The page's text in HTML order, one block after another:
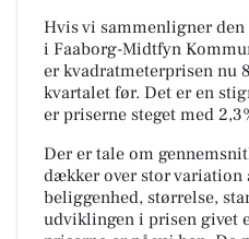
Hvis vi sammenligner
i Faaborg-Midtfyn
er kvadratmeterprisen nu
kvartalet før. Det er en
er priserne steget med
Der er tale om
dækker over stor
beliggenhed, størrelse,
udviklingen i prisen givet